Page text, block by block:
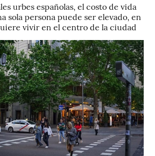
urbes españolas, el costo de vida
sola persona puede ser elevado, en
vivir en el centro de la ciudad